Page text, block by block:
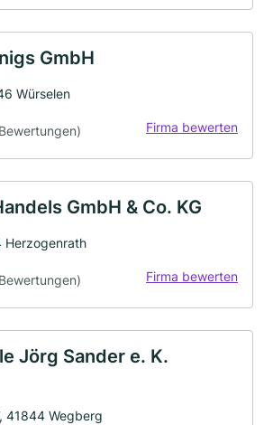
GmbH
Würselen
Firma bewerten
GmbH & Co. KG
Herzogenrath
Firma bewerten
Jörg Sander e. K.
41844 Wegberg